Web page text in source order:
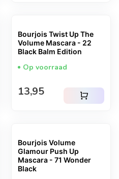
Bourjois Twist Up The
Volume Mascara - 22
Black Balm Edition
Op voorraad
Normale prijs
13,95 shopping_cart
Bourjois Volume
Glamour Push Up
Mascara - 71 Wonder
Black